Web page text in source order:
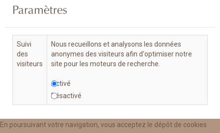
En poursuivant votre navigation, vous acceptez le dépôt de cookies
Paramètres
Suivi
des
visiteurs
Nous recueillons et analysons les données
anonymes des visiteurs afin d'optimiser notre
site pour les moteurs de recherche.
Activé
Désactivé